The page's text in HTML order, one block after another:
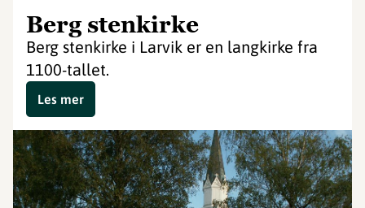
Berg stenkirke
Berg stenkirke i Larvik er en langkirke fra
1100-tallet.
Les mer